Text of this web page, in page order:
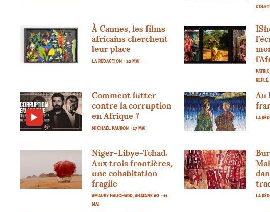
À Cannes, les films
africains cherchent
leur place
LA RÉDACTION · 22 MAI
Comment lutter
contre la corruption
en Afrique ?
MICHAEL PAURON · 17 MAI
Au
LA
Niger-Libye-Tchad.
Aux trois frontières,
une cohabitation
fragile
AMAURY HAUCHARD, AHATANE AG · 11
MAI
LA